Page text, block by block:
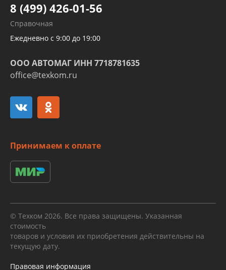
Развертка пайка медных стальных
алюминиевых трубок и штуцеров
8 (499) 426-01-56
Справочная
Ежедневно с 9:00 до 19:00
ООО АВТОМАГ ИНН 7718781635
office@texkom.ru
Принимаем к оплате
© Техком 2026. Все права защищены. Указанная
стоимость
товаров и условия их приобретения действительны на
текущую дату.
Правовая информация